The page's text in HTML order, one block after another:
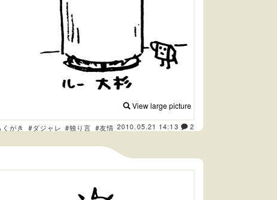
View large picture
くがき #ダジャレ #独り言 #友情 2010.05.21 14:13 2